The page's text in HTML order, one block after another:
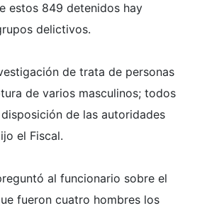
estos 849 detenidos hay
delictivos.
de trata de personas
de varios masculinos; todos
de las autoridades
el Fiscal.
al funcionario sobre el
fueron cuatro hombres los